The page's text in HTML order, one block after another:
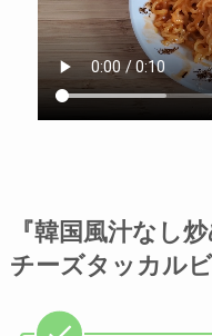
『韓国風汁なし
チーズタッカル